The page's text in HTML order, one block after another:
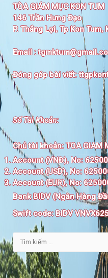
TÒA GIÁM MỤC KON TUM
146 Trần Hưng Đạo
P. Thắng Lợi, Tp Kon Tum,
Email :
Đóng góp bài viết:
Số Tài Khoản:
Chủ tài khoản:TOA GIAM
Account (VNĐ), No:
Account (USD), No:
Account (EUR), No:
Bank BIDV (Ngân Hàng
Swift code:BIDV
Tìm
kiếm
cho: